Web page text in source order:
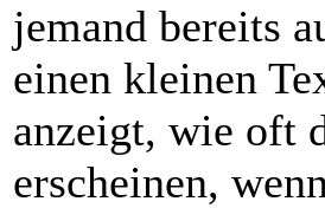
jemand bereits
einen kleinen
anzeigt, wie oft
erscheinen,